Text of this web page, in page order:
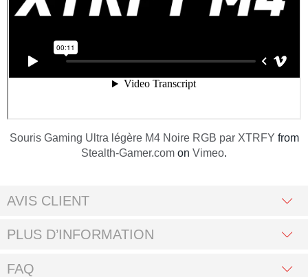
Souris Gaming Ultra légère M4 Noire RGB par XTRFY from
Stealth-Gamer.com on Vimeo.
AVIS CLIENT
PLUS D’INFORMATION
FAQ